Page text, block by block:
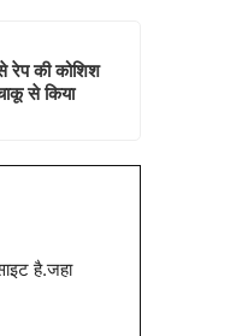
रेप की कोशिश
से किया
है.जहा